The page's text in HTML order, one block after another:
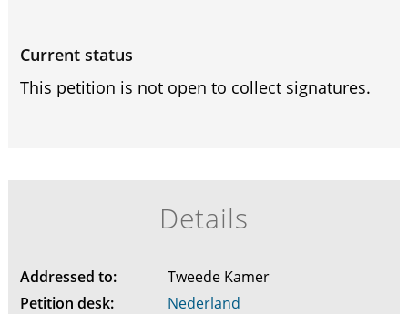
Current status
This petition is not open to collect signatures.
Details
Addressed to:
Tweede Kamer
Petition desk:
Nederland